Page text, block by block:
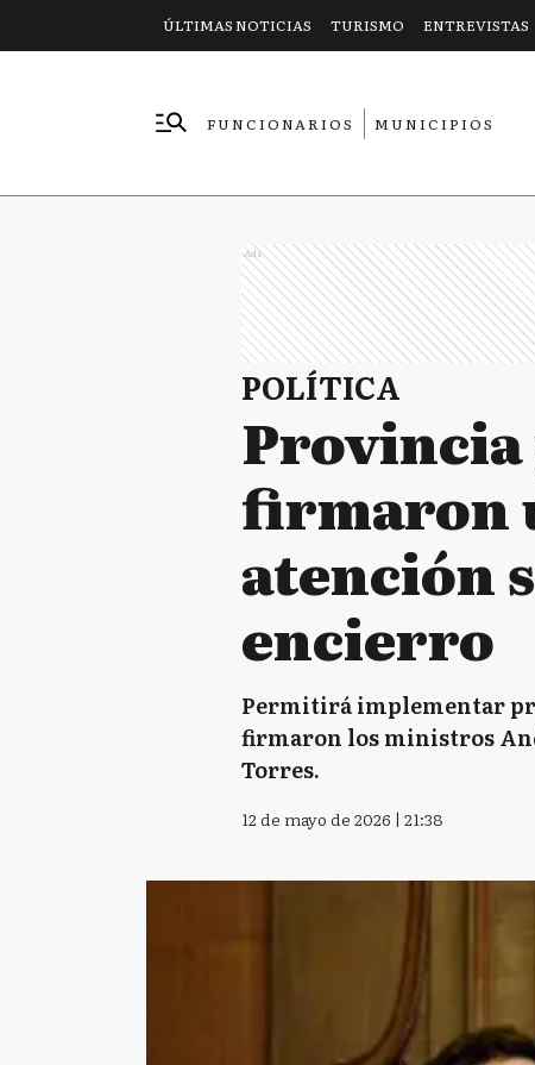
ÚLTIMAS NOTICIAS TURISMO ENTREVISTAS
FUNCIONARIOS
MUNICIPIOS
Ads
POLÍTICA
Provincia
firmaron
atención
encierro
Permitirá implementar
firmaron los ministros
Torres.
12 de mayo de 2026 | 21:38